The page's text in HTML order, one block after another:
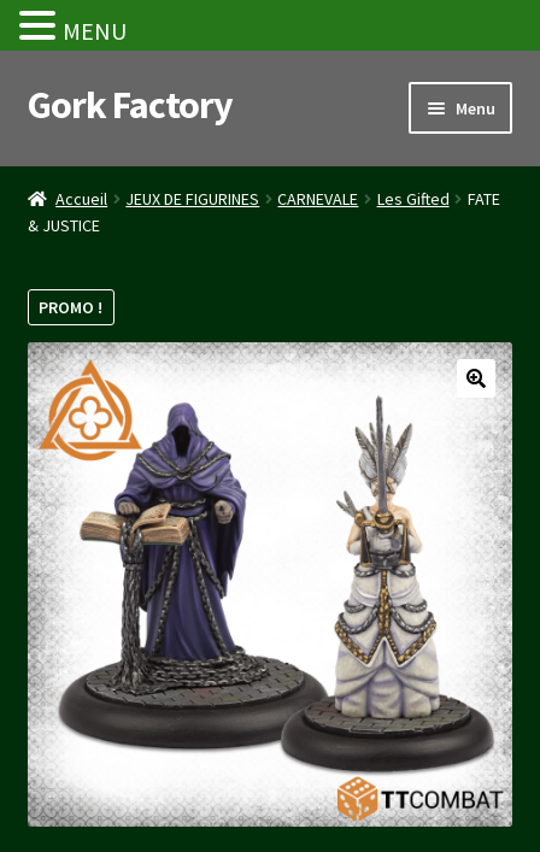
Aller
à
navigation
Aller
au
Gork Factory Menu
Accueil
CGV
Mon compte
Panier
Stripe Payment Success Page
Validation de la commande
Accueil JEUX DE FIGURINES CARNEVALE Les Gifted
FATE
& JUSTICE
PROMO !
MENU